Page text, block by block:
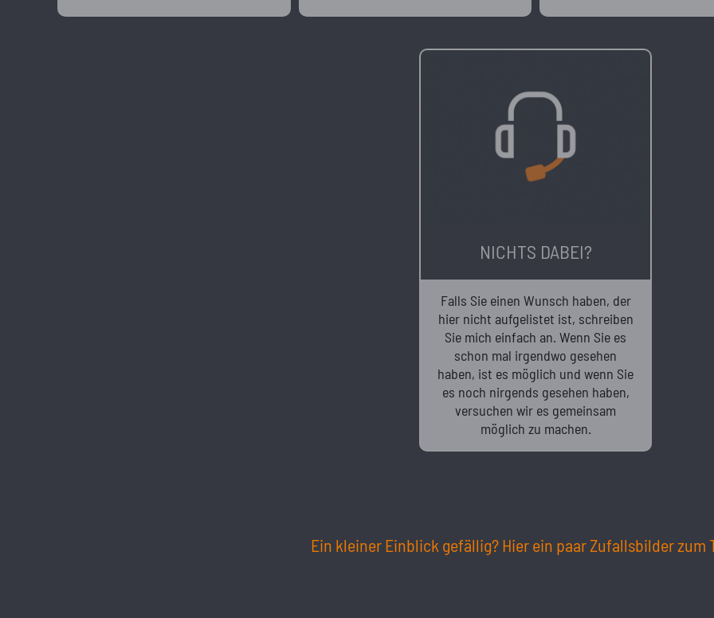
NICHTS DABEI?
Falls Sie einen Wunsch haben, der
hier nicht aufgelistet ist, schreiben
Sie mich einfach an. Wenn Sie es
schon mal irgendwo gesehen
haben, ist es möglich und wenn Sie
es noch nirgends gesehen haben,
versuchen wir es gemeinsam
möglich zu machen.
Ein kleiner Einblick gefällig? Hier ein paar Zufallsbilder zum